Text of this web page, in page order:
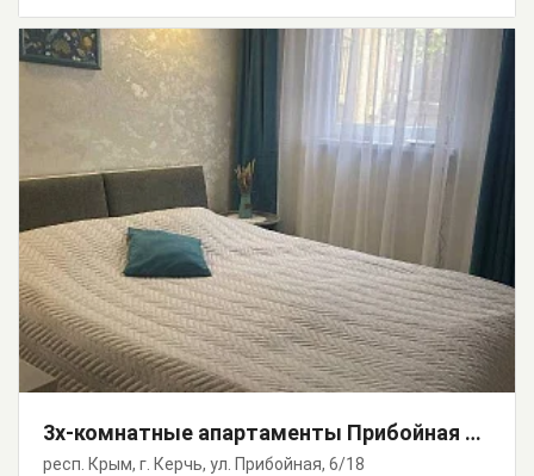
3х-комнатные апартаменты Прибойная 6/18
респ. Крым, г. Керчь, ул. Прибойная, 6/18